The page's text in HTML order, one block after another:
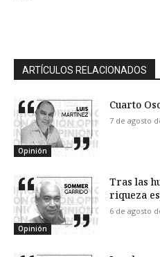
ARTÍCULOS RELACIONADOS
Opinión
Cuarto
7 de agosto
Opinión
Tras las
riqueza
6 de agosto